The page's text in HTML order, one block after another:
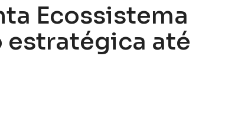
Ecossistema
estratégica até